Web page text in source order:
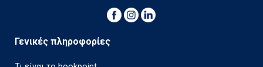
Γενικές πληροφορίες